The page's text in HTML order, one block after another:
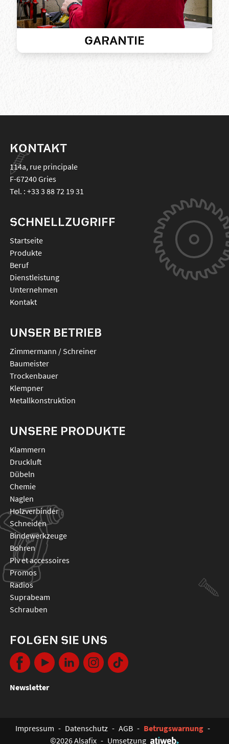
GARANTIE
KONTAKT
114a, rue principale
F-67240Gries
Tel. : +33 3 88 72 19 31
SCHNELLZUGRIFF
Startseite
Produkte
Beruf
Dienstleistung
Unternehmen
Kontakt
UNSER BETRIEB
Zimmermann / Schreiner
Baumeister
Trockenbauer
Klempner
Metallkonstruktion
UNSERE PRODUKTE
klammern
druckluft
dübeln
chemie
naglen
holzverbinder
schneiden
bindewerkzeuge
bohren
plv et accessoires
promos
radios
suprabeam
schrauben
FOLGEN SIE UNS
Newsletter
Impressum - Datenschutz - AGB - Betrugswarnung -
©2026 Alsafix - Umsetzung